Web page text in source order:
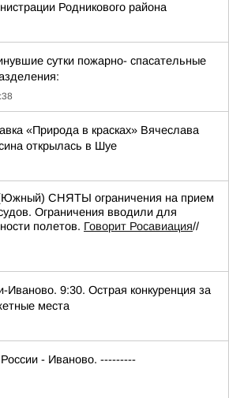
Родникового района
сутки пожарно- спасательные
«Природа в красках» Вячеслава
открылась в Шуе
СНЯТЫ ограничения на прием
Ограничения вводили для
полетов. Говорит Росавиация//
Иваново. 9:30. Острая конкуренция за
места
- Иваново. ---------